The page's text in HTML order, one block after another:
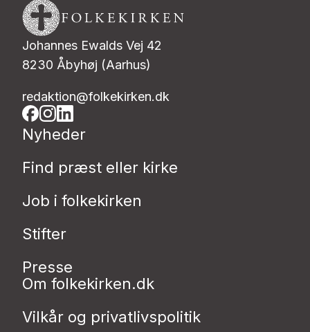
Johannes Ewalds Vej 42
8230 Åbyhøj (Aarhus)
redaktion@folkekirken.dk
Nyheder
Find præst eller kirke
Job i folkekirken
Stifter
Presse
Om folkekirken.dk
Vilkår og privatlivspolitik